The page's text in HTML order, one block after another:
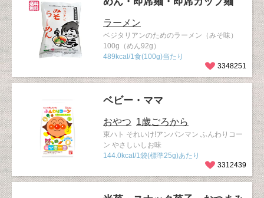
ラーメン
ベジタリアンのためのラーメン（みそ味）
100g（めん92g）
489kcal/1食(100g)当たり
3348251
ベビー・ママ
おやつ 1歳ごろから
東ハト それいけ!アンパンマン ふんわりコー
ン やさしいしお味
144.0kcal/1袋(標準25g)あたり
3312439